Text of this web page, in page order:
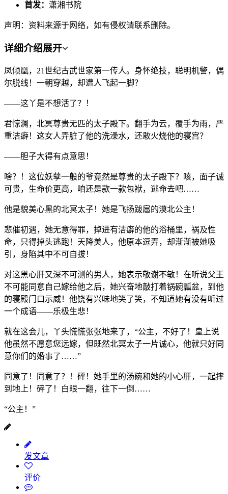
首发： 潇湘书院
声明：资料来源于网络，如有侵权请联系删除。
详细介绍展开
凤倾凰，21世纪古武世家第一传人。身怀绝技，聪明机警，偶
尔脱线！一朝穿越，却遭人飞起一脚？
——这丫是不想活了？！
君惊澜，北冥尊贵无匹的太子殿下。翻手为云，覆手为雨，严
重洁癖！这女人弄脏了他的洗澡水，还敢火烧他的寝宫？
——胆子大得有点意思！
啥？！这位妖孽一般的爷竟然是尊贵的太子殿下？咳，面子诚
可贵，生命价更高，咱还是款一款包袱，逃命去吧……
他是貌美心黑的北冥太子！她是飞扬跋扈的漠北公主！
悲催初遇，她无意得罪，掉进有洁癖的他的浴桶里，祸及性
命，只得掉头逃跑！天降美人，他原本逗弄，却渐渐被她吸
引，身陷其中不可自拔！
对这黑心肝又深不可测的男人，她表示敬谢不敏！在听说父王
不可能同意自己嫁给他之后，她兴奋地敲打着锅碗瓢盆，到他
的寝殿门口示威！他饶有兴味地笑了笑，不知道她有没有听过
一个成语——乐极生悲！
就在这会儿，丫头慌慌张张地来了，“公主，不好了！皇上说
他虽然不愿意您远嫁，但既然北冥太子一片诚心，他就只好同
意你们的婚事了……”
同意了！同意了？！砰！她手里的汤碗和她的小心肝，一起摔
到地上！碎了！白眼一翻，往下一倒……
“公主！”
发文章
评价